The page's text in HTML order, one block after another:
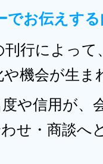
でお伝えす
行によって
機会が生ま
や信用が、
せ・商談へ